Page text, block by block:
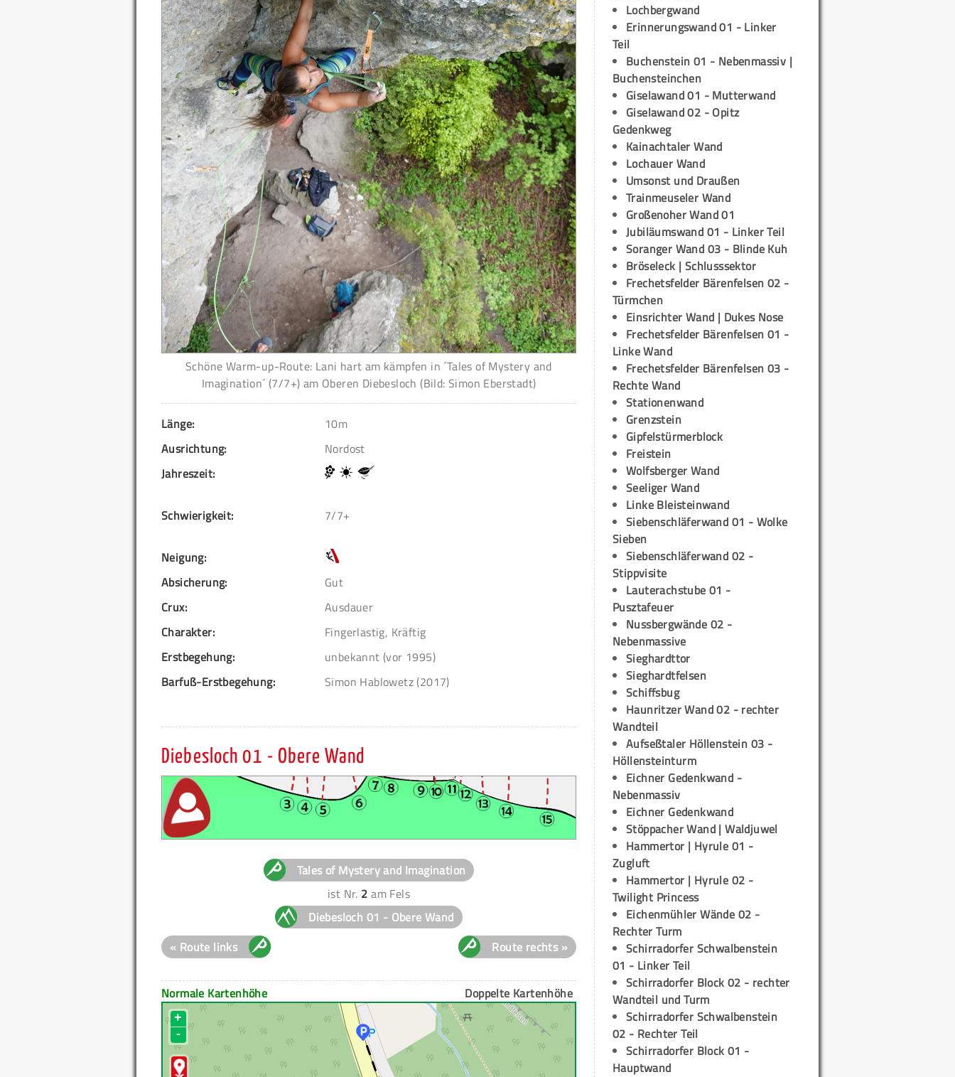
Schöne Warm-up-Route: Lani hart am kämpfen in ´Tales of Mystery and
Imagination´ (7/7+) am Oberen Diebesloch (Bild: Simon Eberstadt)
Länge:
10m
Ausrichtung:
Nordost
Jahreszeit:
Schwierigkeit: 7/7+
Neigung:
Absicherung:
Gut
Crux:
Ausdauer
Charakter:
Fingerlastig, Kräftig
Erstbegehung:
unbekannt (vor 1995)
Barfuß-Erstbegehung:
Simon Hablowetz (2017)
Diebesloch 01 - Obere Wand
Tales of Mystery and Imagination
ist Nr. 2 am Fels
Diebesloch 01 - Obere Wand
« Route links
Route rechts »
Normale Kartenhöhe Doppelte Kartenhöhe
+
-
Lochbergwand
Erinnerungswand 01 - Linker
Teil
Buchenstein 01 - Nebenmassiv |
Buchensteinchen
Giselawand 01 - Mutterwand
Giselawand 02 - Opitz
Gedenkweg
Kainachtaler Wand
Lochauer Wand
Umsonst und Draußen
Trainmeuseler Wand
Großenoher Wand 01
Jubiläumswand 01 - Linker Teil
Soranger Wand 03 - Blinde Kuh
Bröseleck | Schlusssektor
Frechetsfelder Bärenfelsen 02 -
Türmchen
Einsrichter Wand | Dukes Nose
Frechetsfelder Bärenfelsen 01 -
Linke Wand
Frechetsfelder Bärenfelsen 03 -
Rechte Wand
Stationenwand
Grenzstein
Gipfelstürmerblock
Freistein
Wolfsberger Wand
Seeliger Wand
Linke Bleisteinwand
Siebenschläferwand 01 - Wolke
Sieben
Siebenschläferwand 02 -
Stippvisite
Lauterachstube 01 -
Pusztafeuer
Nussbergwände 02 -
Nebenmassive
Sieghardttor
Sieghardtfelsen
Schiffsbug
Haunritzer Wand 02 - rechter
Wandteil
Aufseßtaler Höllenstein 03 -
Höllensteinturm
Eichner Gedenkwand -
Nebenmassiv
Eichner Gedenkwand
Stöppacher Wand | Waldjuwel
Hammertor | Hyrule 01 -
Zugluft
Hammertor | Hyrule 02 -
Twilight Princess
Eichenmühler Wände 02 -
Rechter Turm
Schirradorfer Schwalbenstein
01 - Linker Teil
Schirradorfer Block 02 - rechter
Wandteil und Turm
Schirradorfer Schwalbenstein
02 - Rechter Teil
Schirradorfer Block 01 -
Hauptwand